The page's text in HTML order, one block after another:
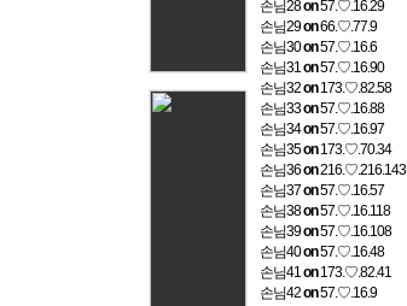
손님28on57.♡.16.29
손님29on66.♡.77.9
손님30on57.♡.16.6
손님31on57.♡.16.90
손님32on 173.♡.82.58
손님33on57.♡.16.88
손님34on57.♡.16.97
손님35on 173.♡.70.34
손님36on216.♡.216.143
손님37on57.♡.16.57
손님38on57.♡.16.118
손님39on57.♡.16.108
손님40on57.♡.16.48
손님41on 173.♡.82.41
손님42on57.♡.16.9